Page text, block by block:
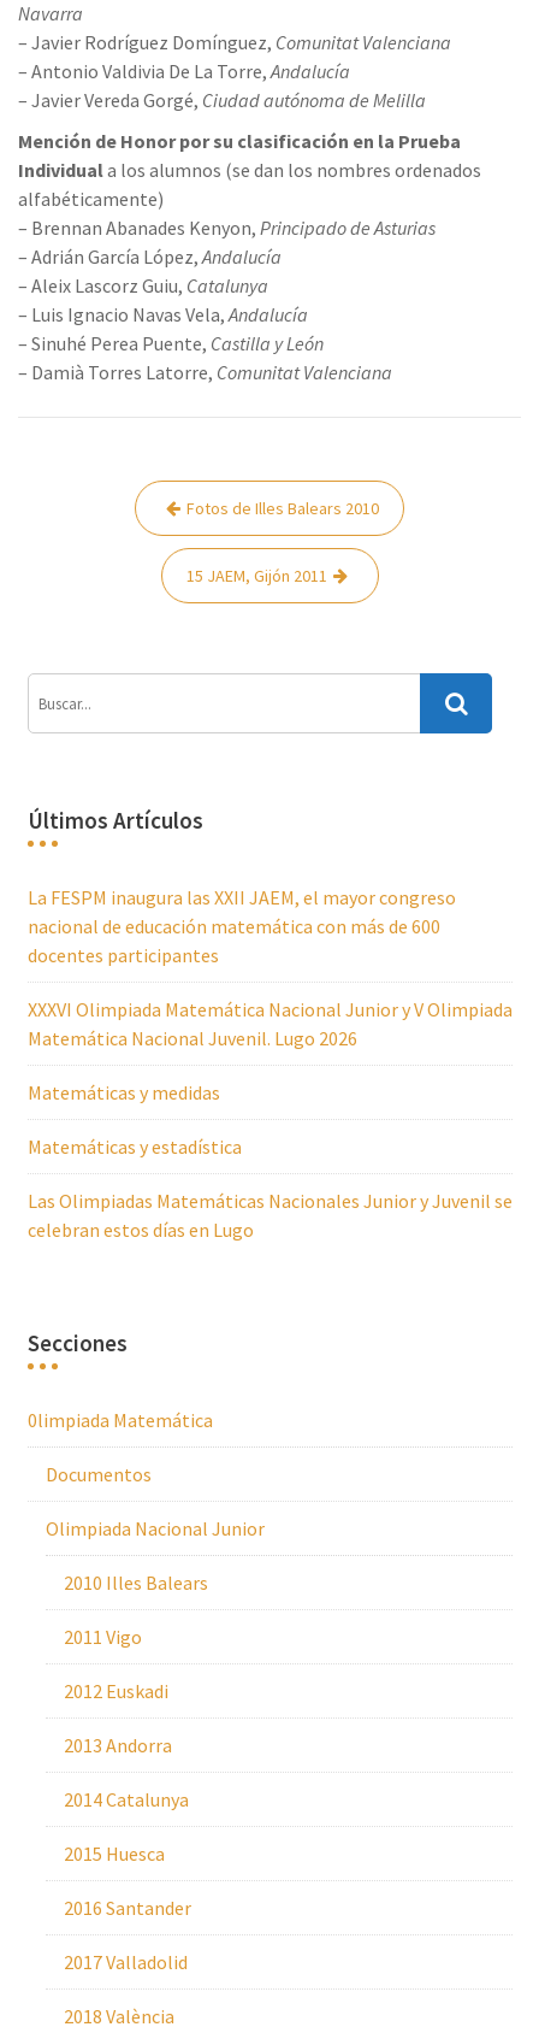
Navarra
– Javier Rodríguez Domínguez, Comunitat Valenciana
– Antonio Valdivia De La Torre,Andalucía
– Javier Vereda Gorgé, Ciudad autónoma de Melilla
Mención de Honor por su clasificación en la Prueba
Individuala los alumnos (se dan los nombres ordenados
alfabéticamente)
– Brennan Abanades Kenyon, Principado de Asturias
– Adrián García López,Andalucía
– Aleix Lascorz Guiu, Catalunya
– Luis Ignacio Navas Vela,Andalucía
– Sinuhé Perea Puente, Castilla y León
– Damià Torres Latorre, Comunitat Valenciana
Navegación Fotos de Illes Balears 2010
15 JAEM, Gijón 2011
Últimos Artículos
La FESPM inaugura las XXII JAEM, el mayor congreso
nacional de educación matemática con más de 600
docentes participantes
XXXVI Olimpiada Matemática Nacional Junior y V Olimpiada
Matemática Nacional Juvenil. Lugo 2026
Matemáticas y medidas
Matemáticas y estadística
Las Olimpiadas Matemáticas Nacionales Junior y Juvenil se
celebran estos días en Lugo
Secciones
0limpiada Matemática
Documentos
Olimpiada Nacional Junior
2010 Illes Balears
2011 Vigo
2012 Euskadi
2013 Andorra
2014 Catalunya
2015 Huesca
2016 Santander
2017 Valladolid
2018 València